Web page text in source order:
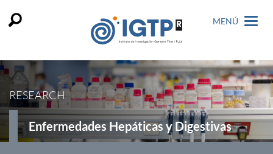
MENÚ
RESEARCH
Enfermedades Hepáticas y Digestivas